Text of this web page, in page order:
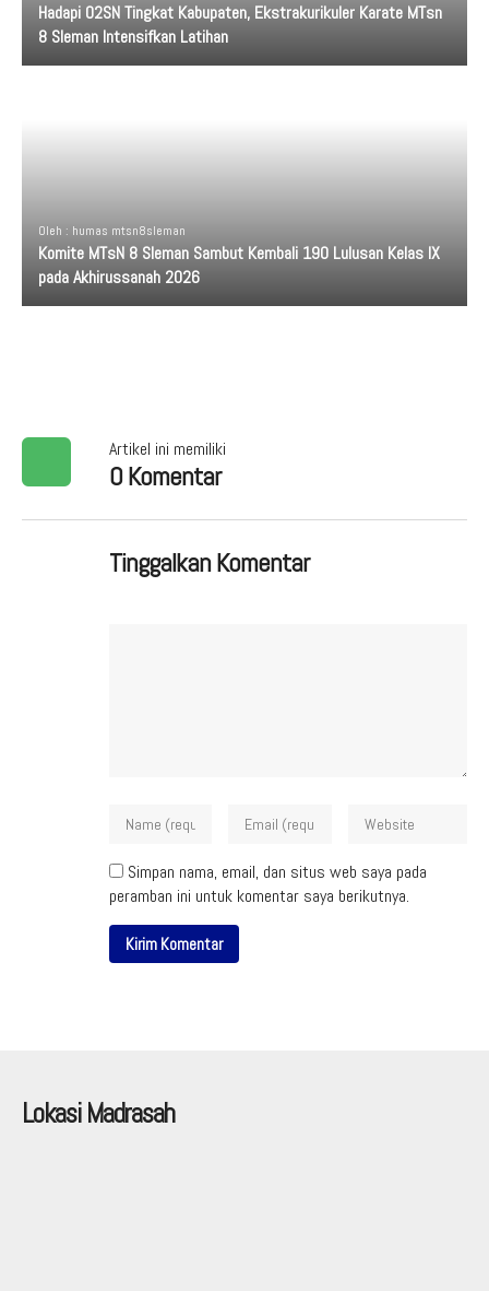
Hadapi O2SN Tingkat Kabupaten, Ekstrakurikuler Karate MTsn
8 Sleman Intensifkan Latihan
Oleh : humas mtsn8sleman
Komite MTsN 8 Sleman Sambut Kembali 190 Lulusan Kelas IX
pada Akhirussanah 2026
Artikel ini memiliki
0 Komentar
Tinggalkan Komentar
Simpan nama, email, dan situs web saya pada
peramban ini untuk komentar saya berikutnya.
Lokasi Madrasah